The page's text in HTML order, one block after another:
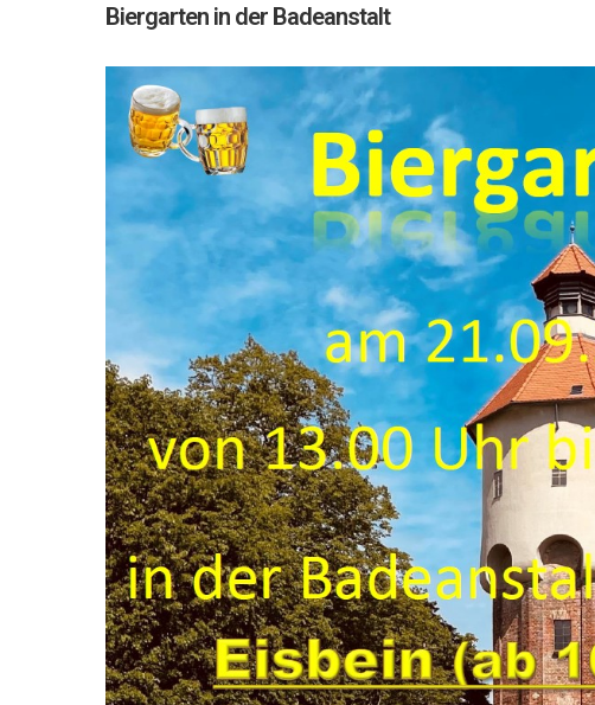
Biergarten in der Badeanstalt